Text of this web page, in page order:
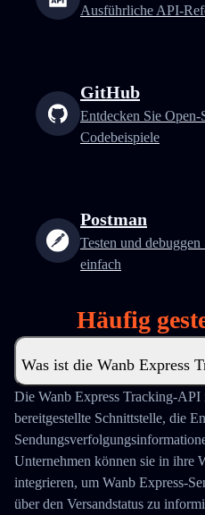
Ausführliche API-
GitHub
Entdecken Sie
Codebeispiele
Postman
Testen und
einfach
Häufig
Was ist die Wanb Express
Die Wanb Express Tracking-API
bereitgestellte Schnittstelle, die
Unternehmen können sie in ihre
integrieren, um Wanb Express-
über den Versandstatus zu